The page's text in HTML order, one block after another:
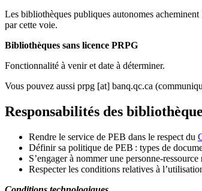
Les bibliothèques publiques autonomes
par cette voie.
Bibliothèques sans licence PRPG
Fonctionnalité à venir et date à déterminer.
Vous pouvez aussi prpg [at] banq.qc.ca
Responsabilités des
Rendre le service de PEB dans le respect du
Définir sa politique de PEB : types de
S’engager à nommer une personne-
Respecter les conditions relatives à l’